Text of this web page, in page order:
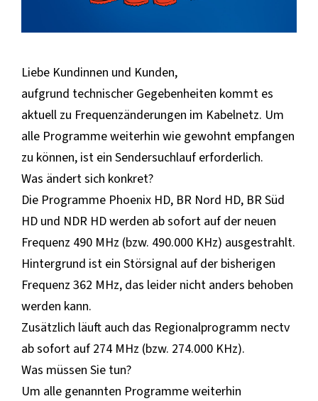
Liebe Kundinnen und Kunden,
aufgrund technischer Gegebenheiten kommt es
aktuell zu Frequenzänderungen im Kabelnetz. Um
alle Programme weiterhin wie gewohnt empfangen
zu können, ist ein Sendersuchlauf erforderlich.
Was ändert sich konkret?
Die Programme Phoenix HD, BR Nord HD, BR Süd
HD und NDR HD werden ab sofort auf der neuen
Frequenz 490 MHz (bzw. 490.000 KHz) ausgestrahlt.
Hintergrund ist ein Störsignal auf der bisherigen
Frequenz 362 MHz, das leider nicht anders behoben
werden kann.
Zusätzlich läuft auch das Regionalprogramm nectv
ab sofort auf 274 MHz (bzw. 274.000 KHz).
Was müssen Sie tun?
Um alle genannten Programme weiterhin